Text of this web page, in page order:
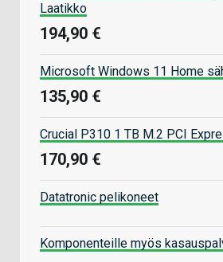
Laatikko
194,90 €
Microsoft Windows 11 Home
135,90 €
Crucial P310 1 TB M.2 PCI
170,90 €
Datatronic pelikoneet
Komponenteille myös